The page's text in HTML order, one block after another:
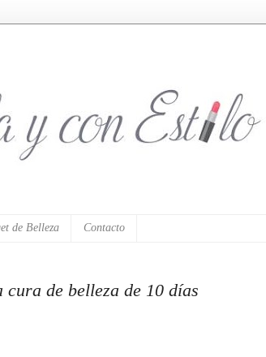
de Belleza Contacto
de belleza de 10 días